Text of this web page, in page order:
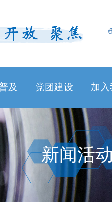
及 党团建设 加入
新闻活动